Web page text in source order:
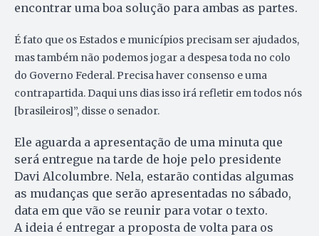
encontrar uma boa solução para ambas as partes.
É fato que os Estados e municípios precisam ser ajudados,
mas também não podemos jogar a despesa toda no colo
do Governo Federal. Precisa haver consenso e uma
contrapartida. Daqui uns dias isso irá refletir em todos nós
[brasileiros]”, disse o senador.
Ele aguarda a apresentação de uma minuta que
será entregue na tarde de hoje pelo presidente
Davi Alcolumbre. Nela, estarão contidas algumas
as mudanças que serão apresentadas no sábado,
data em que vão se reunir para votar o texto.
A ideia é entregar a proposta de volta para os